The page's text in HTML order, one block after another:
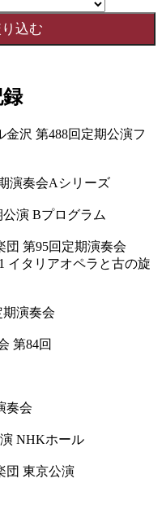
沢 第488回定期公演フ
演奏会Aシリーズ
演 Bプログラム
団 第95回定期演奏会
イタリアオペラと古の旋
期演奏会
第84回
奏会
NHKホール
団 東京公演